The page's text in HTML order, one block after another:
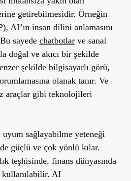
getirebilmesidir. Örneğin
, AI’ın insan dilini anlamasını
sayede chatbotlarve sanal
doğal ve akıcı bir şekilde
şekilde bilgisayarlı görü,
olanak tanır. Ve
araçlar gibi teknolojileri
uyum sağlayabilme yeteneği
güçlü ve çok yönlü kılar.
teşhisinde, finans dünyasında
kullanılabilir. AI